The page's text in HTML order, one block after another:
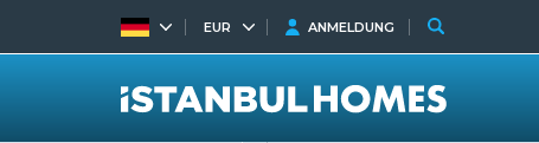
EUR ANMELDUNG